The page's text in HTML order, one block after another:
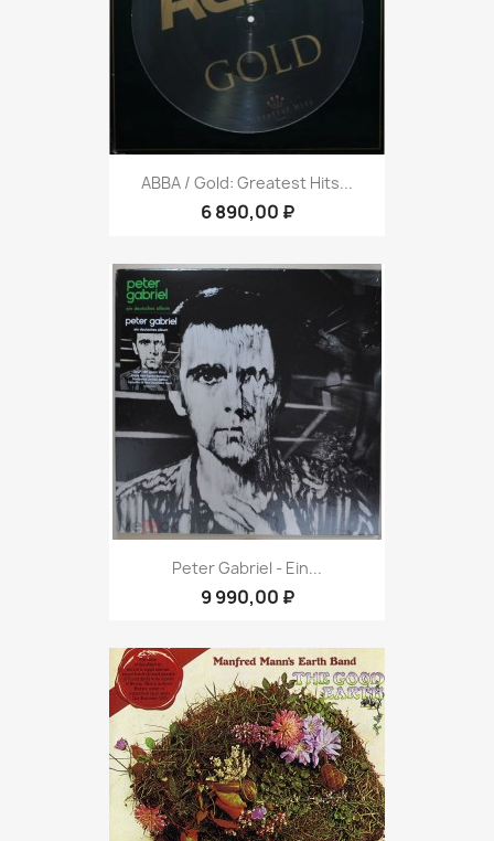
ABBA / Gold: Greatest Hits...
6 890,00 ₽
Peter Gabriel ‎- Ein...
9 990,00 ₽